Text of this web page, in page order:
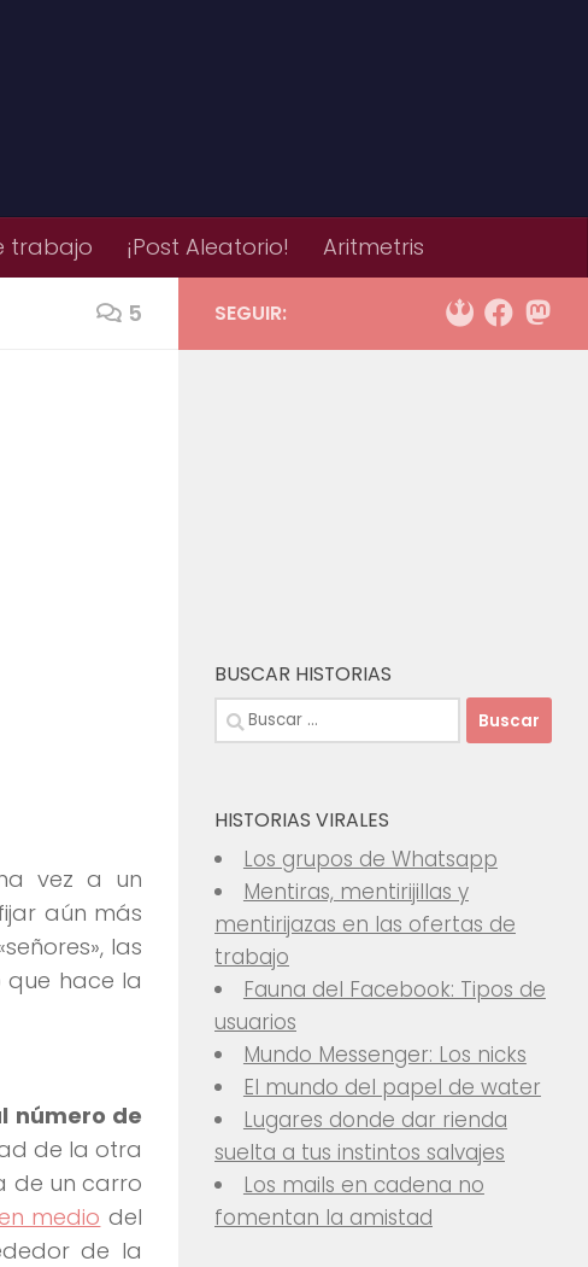
trabajo ¡Post Aleatorio! Aritmetris
5
vez a un
aún más
las
que hace la
número de
de la otra
de un carro
medio del
de la
SEGUIR:
BUSCAR HISTORIAS
Buscar:
HISTORIAS VIRALES
Los grupos de Whatsapp
Mentiras, mentirijillas y
mentirijazas en las ofertas de
trabajo
Fauna del Facebook: Tipos de
usuarios
Mundo Messenger: Los nicks
El mundo del papel de water
Lugares donde dar rienda
suelta a tus instintos salvajes
Los mails en cadena no
fomentan la amistad